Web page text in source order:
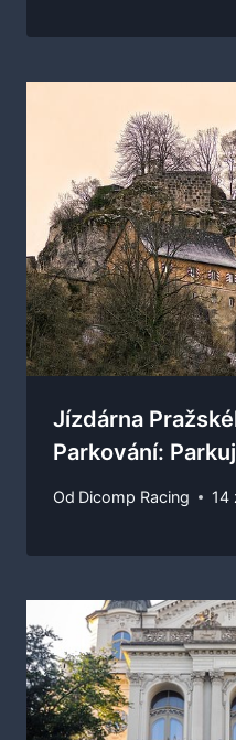
Jízdárna
Parkování:
Od Dicomp Racing 14